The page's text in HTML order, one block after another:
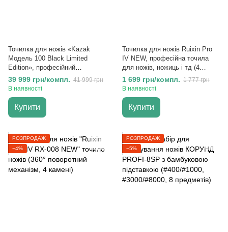
Точилка для ножів «Kazak
Модель 100 Black Limited
Edition», професійний
точильний станок
39 999 грн/компл. 41 999 грн
В наявності
Купити
Точилка для ножів Ruixin Pro
IV NEW, професійна точила
для ножів, ножиць і тд (4
камені)
1 699 грн/компл. 1 777 грн
В наявності
Купити
РОЗПРОДАЖ
−4%
РОЗПРОДАЖ
−5%